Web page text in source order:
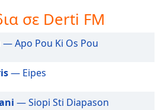
σε Derti FM
— Apo Pou Ki Os Pou
— Eipes
— Siopi Sti Diapason